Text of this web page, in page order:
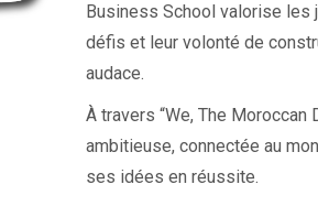
Business School valorise les
défis et leur volonté de
audace.
À travers “We, The Moroccan
ambitieuse, connectée au
ses idées en réussite.